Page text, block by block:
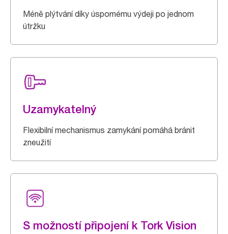
Méně plýtvání díky úspornému výdeji po jednom
útržku
Uzamykatelný
Flexibilní mechanismus zamykání pomáhá bránit
zneužití
S možností připojení k Tork Vision